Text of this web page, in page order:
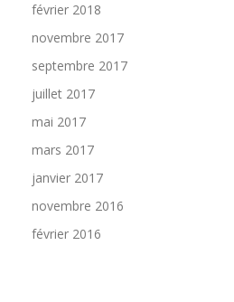
février 2018
novembre 2017
septembre 2017
juillet 2017
mai 2017
mars 2017
janvier 2017
novembre 2016
février 2016